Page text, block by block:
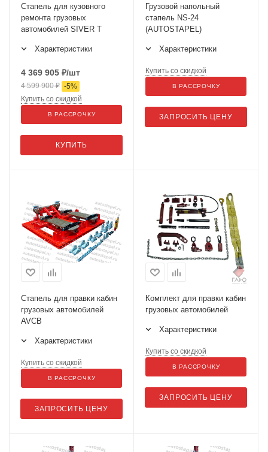
Стапель для кузовного
ремонта грузовых
автомобилей SIVER T
Характеристики
4 369 905 ₽/шт
4 599 900₽ -5%
КУПИТЬ
Купить со скидкой
В РАССРОЧКУ
Грузовой напольный
стапель NS-24
(AUTOSTAPEL)
Характеристики
ЗАПРОСИТЬ ЦЕНУ
Купить со скидкой
В РАССРОЧКУ
Стапель для правки кабин
грузовых автомобилей
AVCB
Характеристики
ЗАПРОСИТЬ ЦЕНУ
Купить со скидкой
В РАССРОЧКУ
Комплект для правки кабин
грузовых автомобилей
Характеристики
ЗАПРОСИТЬ ЦЕНУ
Купить со скидкой
В РАССРОЧКУ